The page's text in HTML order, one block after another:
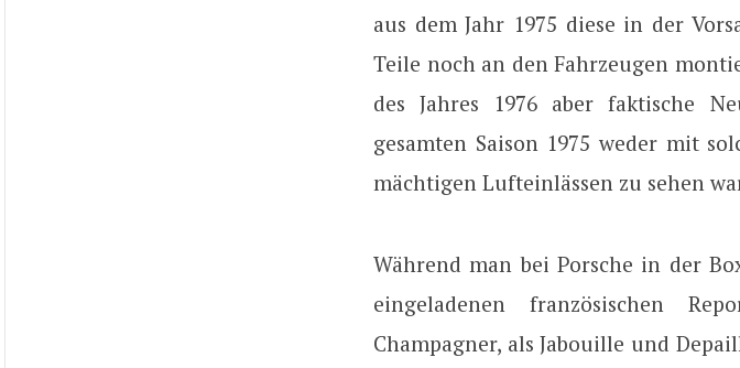
aus dem Jahr 1975 diese in der
Teile noch an den Fahrzeugen
des Jahres 1976 aber faktische
gesamten Saison 1975 weder mit
mächtigen Lufteinlässen zu sehen
Während man bei Porsche in der
eingeladenen französischen
Champagner, als Jabouille und